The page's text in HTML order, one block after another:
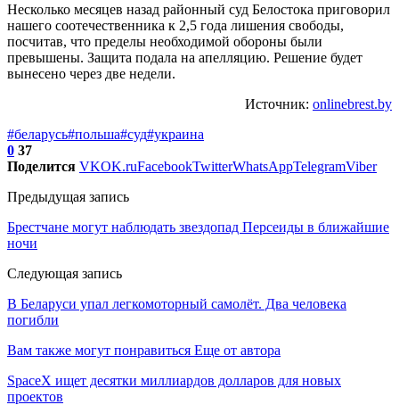
Несколько месяцев назад районный суд Белостока приговорил
нашего соотечественника к 2,5 года лишения свободы,
посчитав, что пределы необходимой обороны были
превышены. Защита подала на апелляцию. Решение будет
вынесено через две недели.
Источник: onlinebrest.by
#беларусь#польша#суд#украина
0 37
Поделится VKOK.ruFacebookTwitterWhatsAppTelegramViber
Предыдущая запись
Брестчане могут наблюдать звездопад Персеиды в ближайшие
ночи
Следующая запись
В Беларуси упал легкомоторный самолёт. Два человека
погибли
Вам также могут понравиться Еще от автора
SpaceX ищет десятки миллиардов долларов для новых
проектов